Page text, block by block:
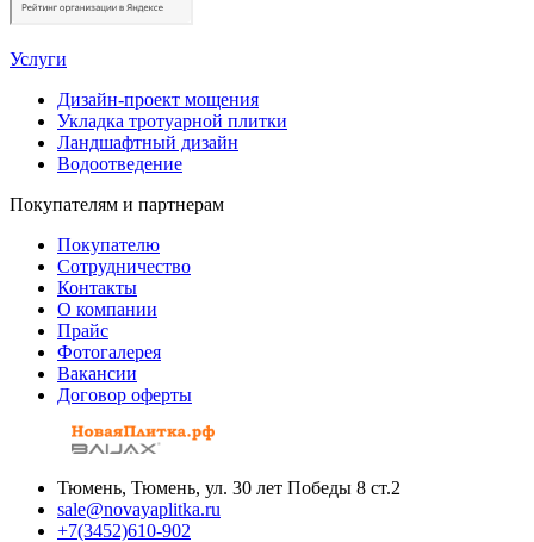
Услуги
Дизайн-проект мощения
Укладка тротуарной плитки
Ландшафтный дизайн
Водоотведение
Покупателям и партнерам
Покупателю
Сотрудничество
Контакты
О компании
Прайс
Фотогалерея
Вакансии
Договор оферты
Тюмень, Тюмень, ул. 30 лет Победы 8 ст.2
sale@novayaplitka.ru
+7(3452)610-902